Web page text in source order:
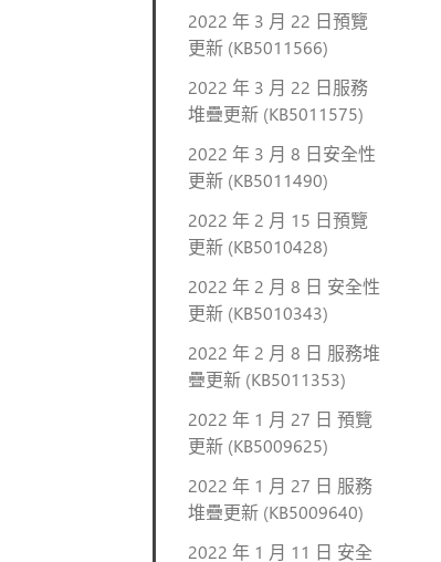
2022 年 3 月 22 日預覽
更新 (KB5011566)
2022 年 3 月 22 日服務
堆疊更新 (KB5011575)
2022 年 3 月 8 日安全性
更新 (KB5011490)
2022 年 2 月 15 日預覽
更新 (KB5010428)
2022 年 2 月 8 日 安全性
更新 (KB5010343)
2022 年 2 月 8 日 服務堆
疊更新 (KB5011353)
2022 年 1 月 27 日 預覽
更新 (KB5009625)
2022 年 1 月 27 日 服務
堆疊更新 (KB5009640)
2022 年 1 月 11 日 安全